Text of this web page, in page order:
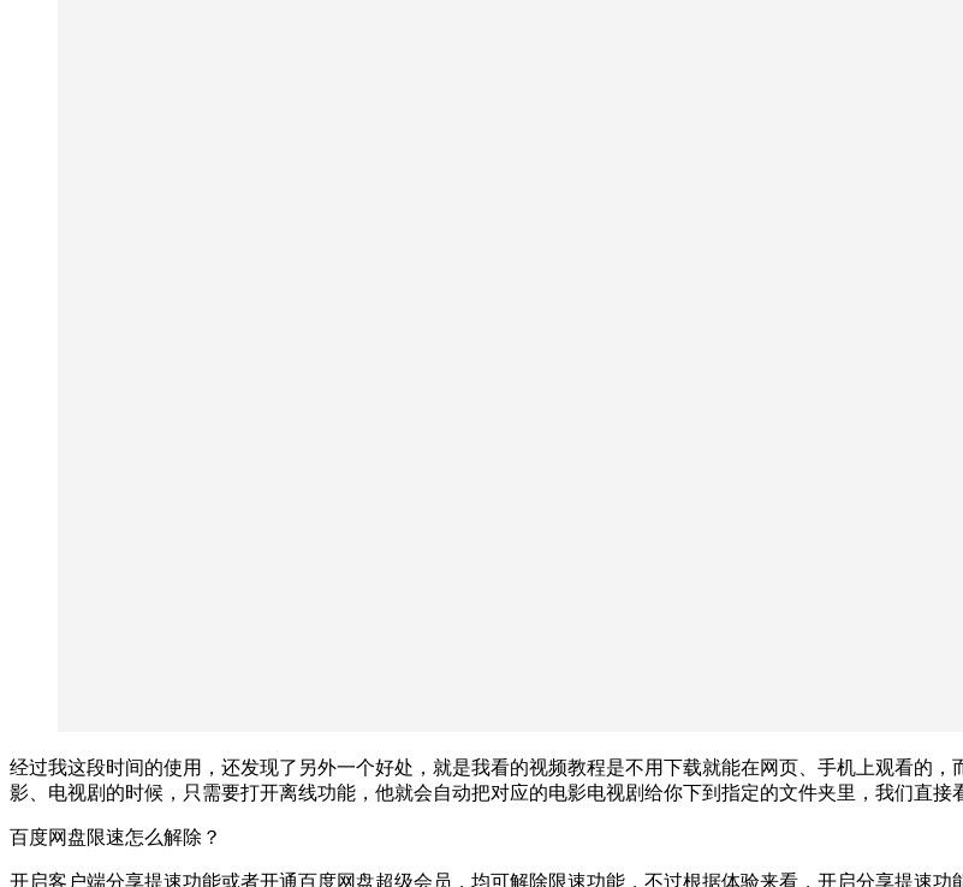
经过我这段时间的使用，还发现了另外一个好处，就是我看的视频教程是不用下载就能在网页、手机上观看的
影、电视剧的时候，只需要打开离线功能，他就会自动把对应的电影电视剧给你下到指定的文件夹里，我们直接
百度网盘限速怎么解除？
开启客户端分享提速功能或者开通百度网盘超级会员，均可解除限速功能，不过根据体验来看，开启分享提速